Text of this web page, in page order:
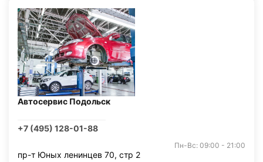
Автосервис Подольск
+7 (495) 128-01-88
Пн-Вс: 09:00 - 21:00
пр-т Юных ленинцев 70, стр 2